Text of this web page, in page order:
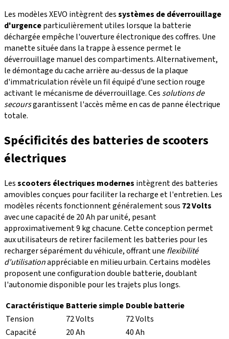
Les modèles XEVO intègrent dessystèmes de déverrouillage
d'urgenceparticulièrement utiles lorsque la batterie
déchargée empêche l'ouverture électronique des coffres. Une
manette située dans la trappe à essence permet le
déverrouillage manuel des compartiments. Alternativement,
le démontage du cache arrière au-dessus de la plaque
d'immatriculation révèle un fil équipé d'une section rouge
activant le mécanisme de déverrouillage. Ces solutions de
secoursgarantissent l'accès même en cas de panne électrique
totale.
Spécificités des batteries de scooters
électriques
Lesscooters électriques modernes intègrent des batteries
amovibles conçues pour faciliter la recharge et l'entretien. Les
modèles récents fonctionnent généralement sous 72 Volts
avec une capacité de 20 Ah par unité, pesant
approximativement 9 kg chacune. Cette conception permet
aux utilisateurs de retirer facilement les batteries pour les
recharger séparément du véhicule, offrant une flexibilité
d'utilisationappréciable en milieu urbain. Certains modèles
proposent une configuration double batterie, doublant
l'autonomie disponible pour les trajets plus longs.
Caractéristique Batterie simple Double batterie
Tension
72 Volts
72 Volts
Capacité
20 Ah
40 Ah